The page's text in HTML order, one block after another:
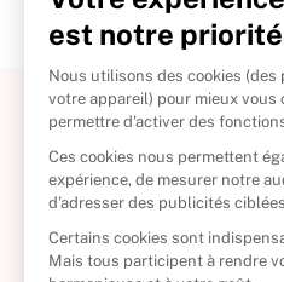
À propos
Politique de retour
Reprendre vos livres
Qui sommes-nous ?